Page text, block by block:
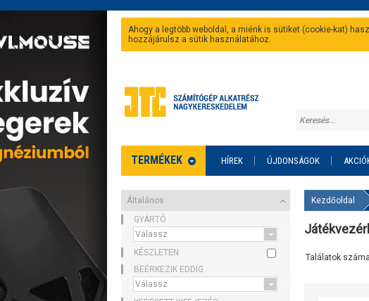
Ahogy a legtöbb weboldal, a miénk is sütiket (cookie-kat)
hozzájárulsz a sütik használatához.
TERMÉKEK HÍREK ÚJDONSÁGOK
Általános
GYÁRTÓ
KÉSZLETEN
BEÉRKEZIK EDDIG
Kezdőoldal
Találatok